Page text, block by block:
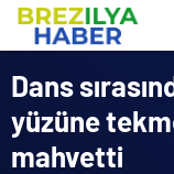
Dans
yüzüne
mahvetti